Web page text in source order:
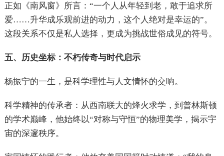
正如《南风窗》所言：“一个人从年轻到老，敢于追求所
爱……升华成乐观前进的动力，这个人绝对是幸运的”。
这段关系不仅是私人选择，更成为挑战世俗成见的符号。
五、历史坐标：不朽传奇与时代启示
杨振宁的一生，是科学理性与人文情怀的交响。
科学精神的传承者：从西南联大的烽火求学，到普林斯顿
的学术巅峰，他始终以“对称与守恒”的物理美学，揭示宇
宙的深邃秩序。